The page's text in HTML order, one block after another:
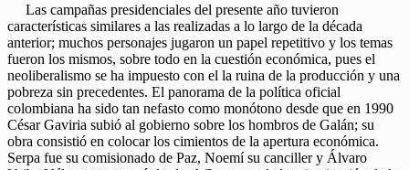
Las campañas presidenciales del presente año tuvieron
características similares a las realizadas a lo largo de la década
anterior; muchos personajes jugaron un papel repetitivo y los temas
fueron los mismos, sobre todo en la cuestión económica, pues el
neoliberalismo se ha impuesto con el la ruina de la producción y una
pobreza sin precedentes. El panorama de la política oficial
colombiana ha sido tan nefasto como monótono desde que en 1990
César Gaviria subió al gobierno sobre los hombros de Galán; su
obra consistió en colocar los cimientos de la apertura económica.
Serpa fue su comisionado de Paz, Noemí su canciller y Álvaro